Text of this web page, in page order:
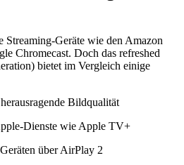
Streaming-Geräte wie den Amazon
Chromecast. Doch das refreshed
bietet im Vergleich einige
Bildqualität
Dienste wie Apple TV+
über AirPlay 2